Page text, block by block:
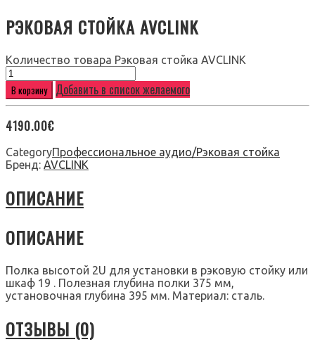
РЭКОВАЯ СТОЙКА AVCLINK
Количество товара Рэковая стойка AVCLINK
В корзину Добавить в список желаемого
4190.00€
CategoryПрофессиональное аудио/Рэковая стойка
Бренд: AVCLINK
ОПИСАНИЕ
ОПИСАНИЕ
Полка высотой 2U для установки в рэковую стойку или
шкаф 19 . Полезная глубина полки 375 мм,
установочная глубина 395 мм. Материал: сталь.
ОТЗЫВЫ (0)